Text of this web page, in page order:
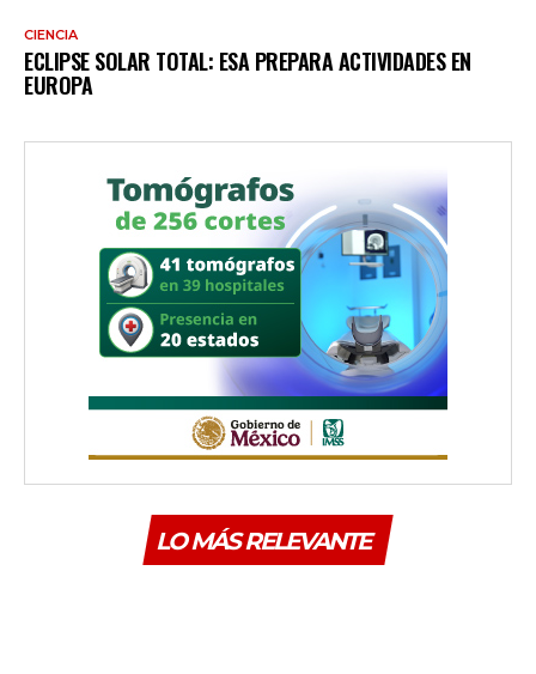
CIENCIA
ECLIPSE SOLAR TOTAL: ESA PREPARA ACTIVIDADES EN
EUROPA
LO MÁS RELEVANTE